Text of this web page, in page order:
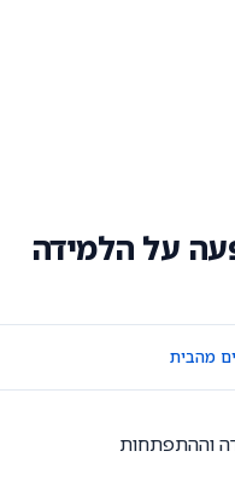
על הלמידה
מהבית